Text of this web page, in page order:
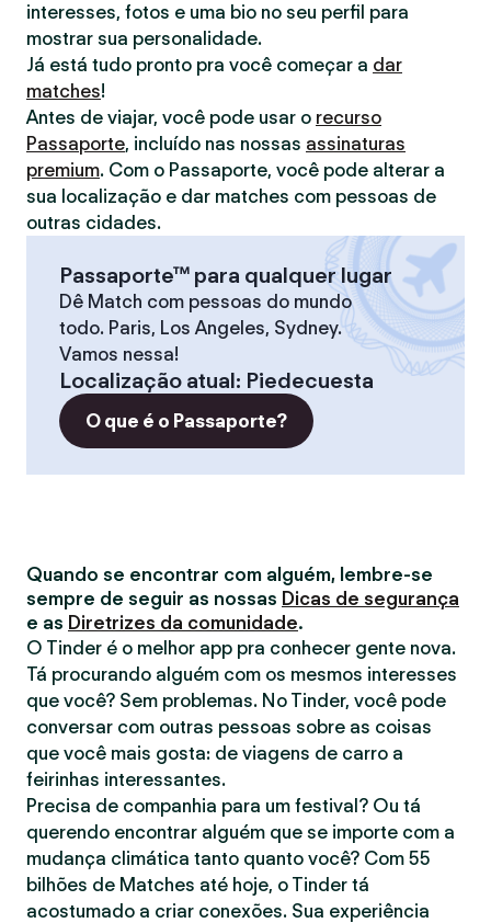
interesses, fotos e uma bio no seu perfil para
mostrar sua personalidade.
Já está tudo pronto pra você começar a dar
matches!
Antes de viajar, você pode usar o recurso
Passaporte, incluído nas nossas assinaturas
premium. Com o Passaporte, você pode alterar a
sua localização e dar matches com pessoas de
outras cidades.
Passaporte™ para qualquer lugar
Dê Match com pessoas do mundo
todo. Paris, Los Angeles, Sydney.
Vamos nessa!
Localização atual: Piedecuesta
O que é o Passaporte?
Quando se encontrar com alguém, lembre-se
sempre de seguir as nossas Dicas de segurança
e as Diretrizes da comunidade.
O Tinder é o melhor app pra conhecer gente nova.
Tá procurando alguém com os mesmos interesses
que você? Sem problemas. No Tinder, você pode
conversar com outras pessoas sobre as coisas
que você mais gosta: de viagens de carro a
feirinhas interessantes.
Precisa de companhia para um festival? Ou tá
querendo encontrar alguém que se importe com a
mudança climática tanto quanto você? Com 55
bilhões de Matches até hoje, o Tinder tá
acostumado a criar conexões. Sua experiência